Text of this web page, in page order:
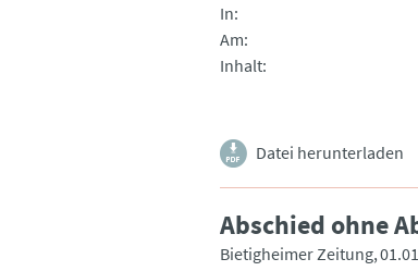
In
Am
Inhalt
Datei herunterladen
Abschied ohne
Bietigheimer Zeitung